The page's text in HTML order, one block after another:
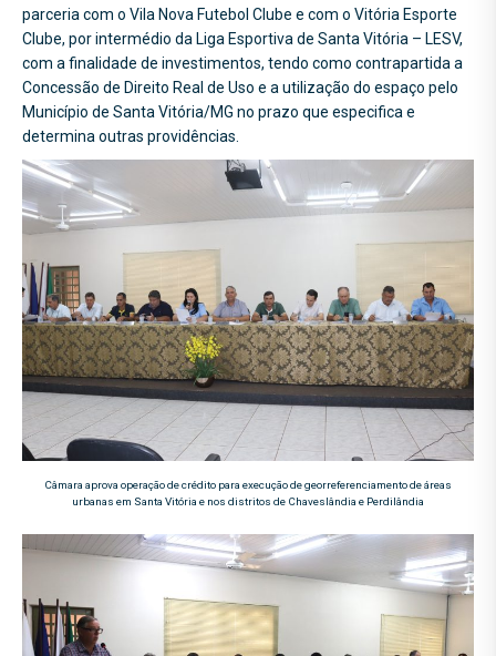
parceria com o Vila Nova Futebol Clube e com o Vitória Esporte
Clube, por intermédio da Liga Esportiva de Santa Vitória – LESV,
com a finalidade de investimentos, tendo como contrapartida a
Concessão de Direito Real de Uso e a utilização do espaço pelo
Município de Santa Vitória/MG no prazo que especifica e
determina outras providências.
Câmara aprova operação de crédito para execução de georreferenciamento de áreas
urbanas em Santa Vitória e nos distritos de Chaveslândia e Perdilândia